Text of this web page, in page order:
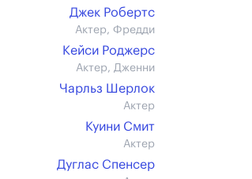
Джек Робертс
Актер, Фредди
Кейси Роджерс
Актер, Дженни
Чарльз Шерлок
Актер
Куини Смит
Актер
Дуглас Спенсер